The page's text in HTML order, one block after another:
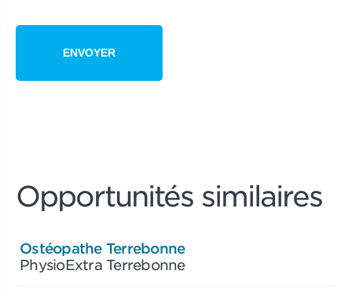
Opportunités similaires
Ostéopathe Terrebonne
PhysioExtra Terrebonne